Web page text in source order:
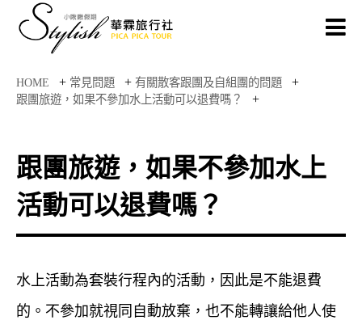
HOME + 常見問題 + 有關散客跟團及自組團的問題 +
跟團旅遊，如果不參加水上活動可以退費嗎？ +
跟團旅遊，如果不參加水上
活動可以退費嗎？
水上活動為套裝行程內的活動，因此是不能退費
的。不參加就視同自動放棄，也不能轉讓給他人使